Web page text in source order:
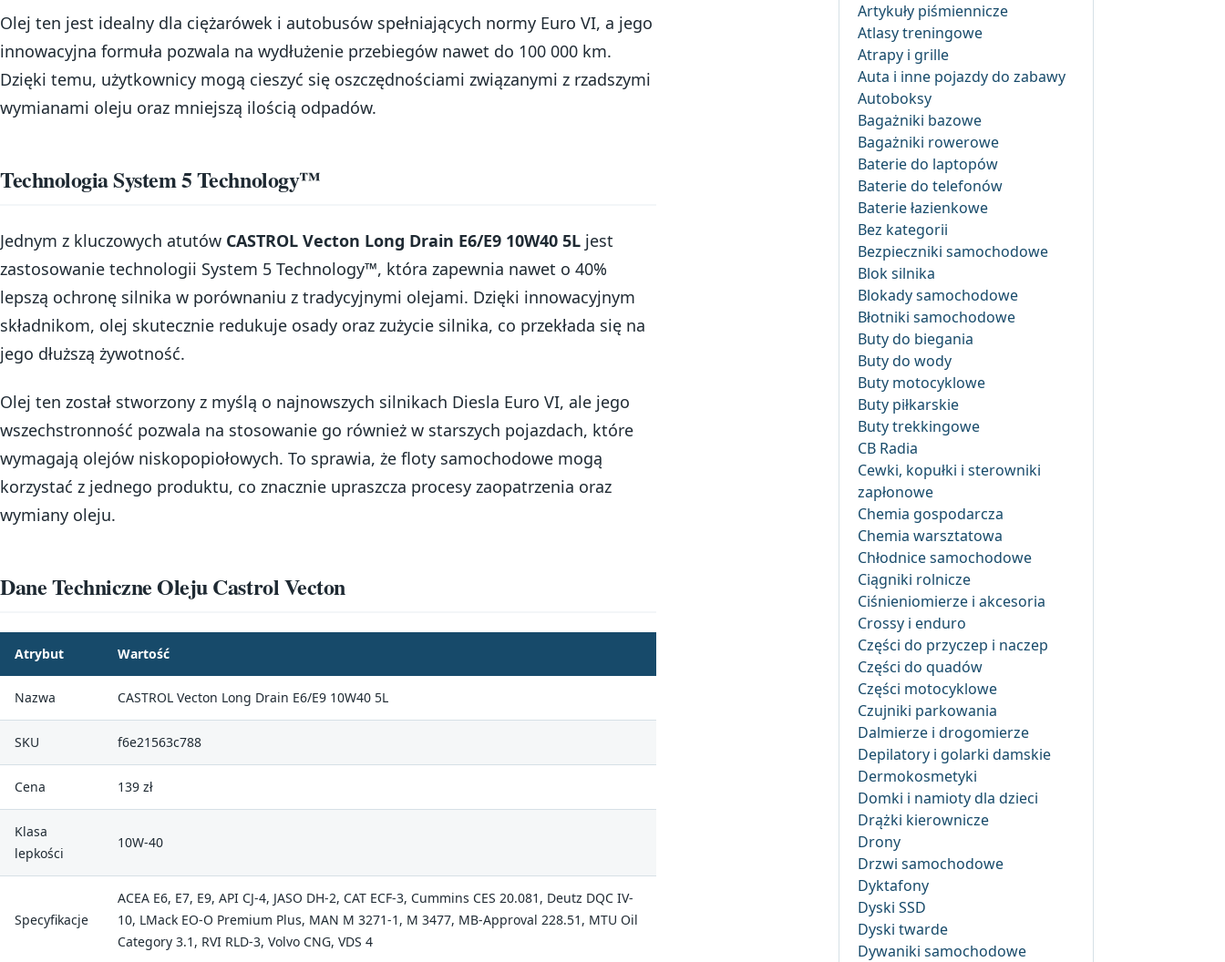
Olej ten jest idealny dla ciężarówek i autobusów spełniających normy Euro VI, a jego
innowacyjna formuła pozwala na wydłużenie przebiegów nawet do 100 000 km.
Dzięki temu, użytkownicy mogą cieszyć się oszczędnościami związanymi z rzadszymi
wymianami oleju oraz mniejszą ilością odpadów.
Technologia System 5 Technology™
Jednym z kluczowych atutów CASTROL Vecton Long Drain E6/E9 10W40 5L jest
zastosowanie technologii System 5 Technology™, która zapewnia nawet o 40%
lepszą ochronę silnika w porównaniu z tradycyjnymi olejami. Dzięki innowacyjnym
składnikom, olej skutecznie redukuje osady oraz zużycie silnika, co przekłada się na
jego dłuższą żywotność.
Olej ten został stworzony z myślą o najnowszych silnikach Diesla Euro VI, ale jego
wszechstronność pozwala na stosowanie go również w starszych pojazdach, które
wymagają olejów niskopopiołowych. To sprawia, że floty samochodowe mogą
korzystać z jednego produktu, co znacznie upraszcza procesy zaopatrzenia oraz
wymiany oleju.
Dane Techniczne Oleju Castrol Vecton
Atrybut Wartość
Nazwa CASTROL Vecton Long Drain E6/E9 10W40 5L
SKU f6e21563c788
Cena 139 zł
Klasa
lepkości
10W-40
Specyfikacje
ACEA E6, E7, E9, API CJ-4, JASO DH-2, CAT ECF-3, Cummins CES 20.081, Deutz DQC IV-
10, LMack EO-O Premium Plus, MAN M 3271-1, M 3477, MB-Approval 228.51, MTU Oil
Category 3.1, RVI RLD-3, Volvo CNG, VDS 4
Artykuły piśmiennicze
Atlasy treningowe
Atrapy i grille
Auta i inne pojazdy do zabawy
Autoboksy
Bagażniki bazowe
Bagażniki rowerowe
Baterie do laptopów
Baterie do telefonów
Baterie łazienkowe
Bez kategorii
Bezpieczniki samochodowe
Blok silnika
Blokady samochodowe
Błotniki samochodowe
Buty do biegania
Buty do wody
Buty motocyklowe
Buty piłkarskie
Buty trekkingowe
CB Radia
Cewki, kopułki i sterowniki
zapłonowe
Chemia gospodarcza
Chemia warsztatowa
Chłodnice samochodowe
Ciągniki rolnicze
Ciśnieniomierze i akcesoria
Crossy i enduro
Części do przyczep i naczep
Części do quadów
Części motocyklowe
Czujniki parkowania
Dalmierze i drogomierze
Depilatory i golarki damskie
Dermokosmetyki
Domki i namioty dla dzieci
Drążki kierownicze
Drony
Drzwi samochodowe
Dyktafony
Dyski SSD
Dyski twarde
Dywaniki samochodowe